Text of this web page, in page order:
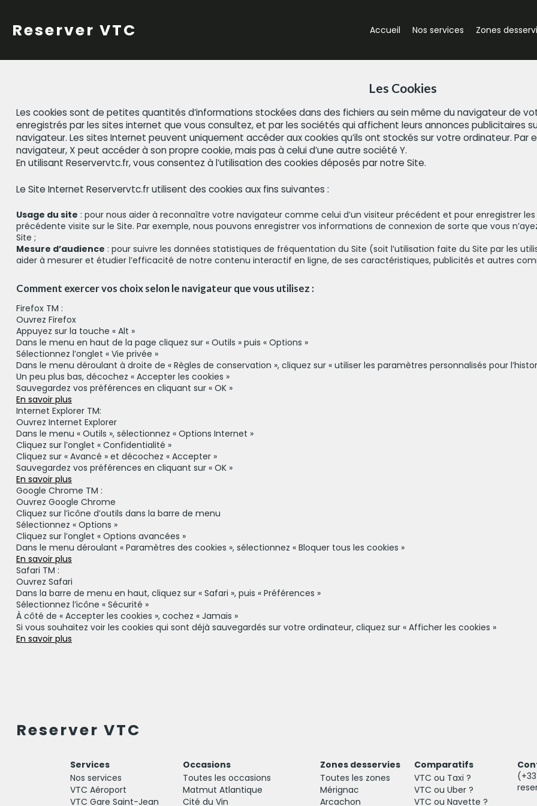
content
Reserver VTC Accueil Nos services Zones
Les Cookies
Les cookies sont de petites quantités d’informations stockées dans des fichiers au sein même du navigateur de
enregistrés par les sites internet que vous consultez, et par les sociétés qui affichent leurs annonces publicitaires
navigateur. Les sites Internet peuvent uniquement accéder aux cookies qu’ils ont stockés sur votre ordinateur. Par
navigateur, X peut accéder à son propre cookie, mais pas à celui d’une autre société Y.
En utilisant Reservervtc.fr, vous consentez à l’utilisation des cookies déposés par notre Site.
Le Site Internet Reservervtc.fr utilisent des cookies aux fins suivantes :
Usage du site : pour nous aider à reconnaître votre navigateur comme celui d’un visiteur précédent et pour enregistrer
précédente visite sur le Site. Par exemple, nous pouvons enregistrer vos informations de connexion de sorte que vous
Site ;
Mesure d’audience : pour suivre les données statistiques de fréquentation du Site (soit l’utilisation faite du Site par les
aider à mesurer et étudier l’efficacité de notre contenu interactif en ligne, de ses caractéristiques, publicités et autres
Comment exercer vos choix selon le navigateur que vous utilisez :
Firefox TM :
Ouvrez Firefox
Appuyez sur la touche « Alt »
Dans le menu en haut de la page cliquez sur « Outils » puis « Options »
Sélectionnez l’onglet « Vie privée »
Dans le menu déroulant à droite de « Règles de conservation », cliquez sur « utiliser les paramètres personnalisés pour
Un peu plus bas, décochez « Accepter les cookies »
Sauvegardez vos préférences en cliquant sur « OK »
En savoir plus
Internet Explorer TM:
Ouvrez Internet Explorer
Dans le menu « Outils », sélectionnez « Options Internet »
Cliquez sur l’onglet « Confidentialité »
Cliquez sur « Avancé » et décochez « Accepter »
Sauvegardez vos préférences en cliquant sur « OK »
En savoir plus
Google Chrome TM :
Ouvrez Google Chrome
Cliquez sur l’icône d’outils dans la barre de menu
Sélectionnez « Options »
Cliquez sur l’onglet « Options avancées »
Dans le menu déroulant « Paramètres des cookies », sélectionnez « Bloquer tous les cookies »
En savoir plus
Safari TM :
Ouvrez Safari
Dans la barre de menu en haut, cliquez sur « Safari », puis « Préférences »
Sélectionnez l’icône « Sécurité »
À côté de « Accepter les cookies », cochez « Jamais »
Si vous souhaitez voir les cookies qui sont déjà sauvegardés sur votre ordinateur, cliquez sur « Afficher les cookies »
En savoir plus
Reserver VTC
Services
Nos services
VTC Aéroport
VTC Gare Saint-Jean
Occasions
Toutes les occasions
Matmut Atlantique
Cité du Vin
Zones desservies
Toutes les zones
Mérignac
Arcachon
Comparatifs
VTC ou Taxi ?
VTC ou Uber ?
VTC ou Navette ?